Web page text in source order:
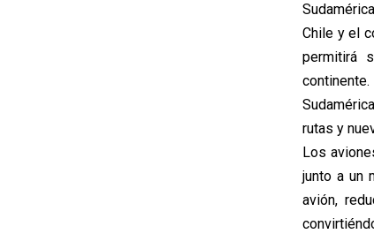
Chile y el
permitirá
rutas y
Los
junto a un
avión,